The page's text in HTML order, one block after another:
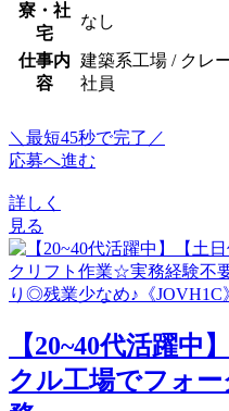
寮・社
宅
なし
仕事内
容
建築系工場 / クレ
社員
＼最短45秒で完了／
応募へ進む
詳しく
見る
【20~40代活躍中
クル工場でフォ